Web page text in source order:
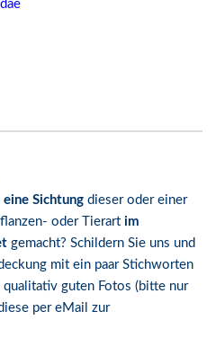
eine Sichtung dieser oder einer
oder Tierart im
gemacht? Schildern Sie uns und
mit ein paar Stichworten
guten Fotos (bitte nur
per eMail zur